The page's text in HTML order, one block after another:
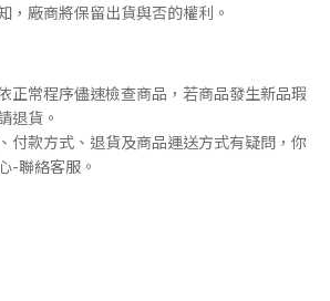
，廠商將保留出貨與否的權利。
正常程序儘速檢查商品，若商品發生新品瑕
退貨。
付款方式、退貨及商品運送方式有疑問，你
-聯絡客服。